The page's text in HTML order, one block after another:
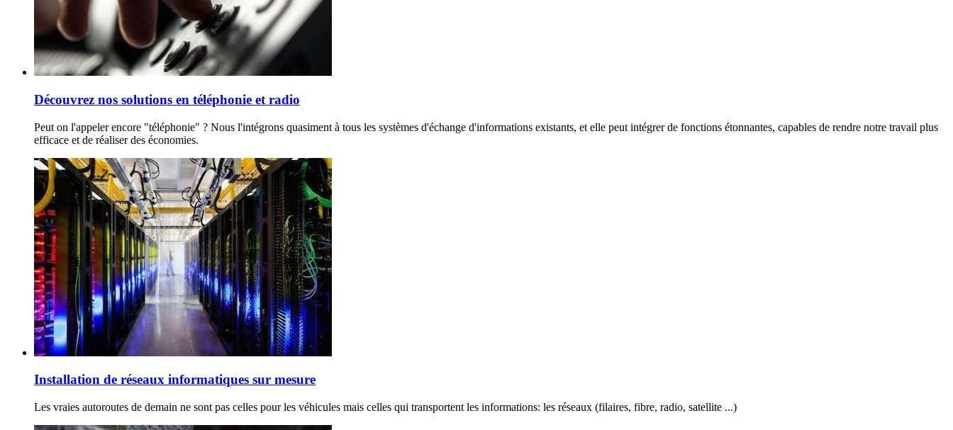
Découvrez nos solutions en téléphonie et radio
Peut on l'appeler encore "téléphonie" ? Nous l'intégrons quasiment à tous les systèmes d'échange d'informations existants, et elle peut intégrer de fonctions étonnantes, capables de rendre notre travail plus
efficace et de réaliser des économies.
Installation de réseaux informatiques sur mesure
Les vraies autoroutes de demain ne sont pas celles pour les véhicules mais celles qui transportent les informations: les réseaux (filaires, fibre, radio, satellite ...)